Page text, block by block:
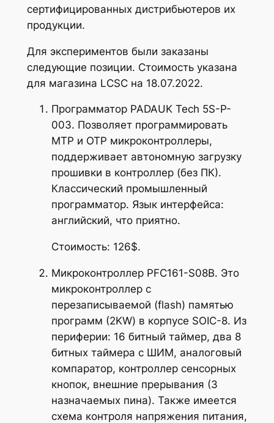
сертифицированных дистрибьютеров их
продукции.
Для экспериментов были заказаны
следующие позиции. Стоимость указана
для магазина LCSC на 18.07.2022.
Программатор PADAUK Tech 5S-P-
003. Позволяет программировать
MTP и OTP микроконтроллеры,
поддерживает автономную загрузку
прошивки в контроллер (без ПК).
Классический промышленный
программатор. Язык интерфейса:
английский, что приятно.
Стоимость: 126$.
Микроконтроллер PFC161-S08B. Это
микроконтроллер с
перезаписываемой (flash) памятью
программ (2KW) в корпусе SOIC-8. Из
периферии: 16 битный таймер, два 8
битных таймера с ШИМ, аналоговый
компаратор, контроллер сенсорных
кнопок, внешние прерывания (3
назначаемых пина). Также имеется
схема контроля напряжения питания,